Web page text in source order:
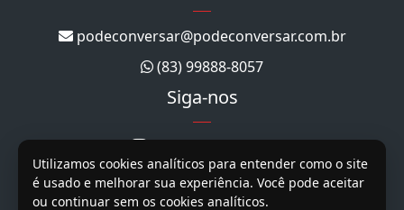
podeconversar@podeconversar.com.br
(83) 99888-8057
Siga-nos
@podeconversar
Utilizamos cookies analíticos para entender como o site
é usado e melhorar sua experiência. Você pode aceitar
ou continuar sem os cookies analíticos.